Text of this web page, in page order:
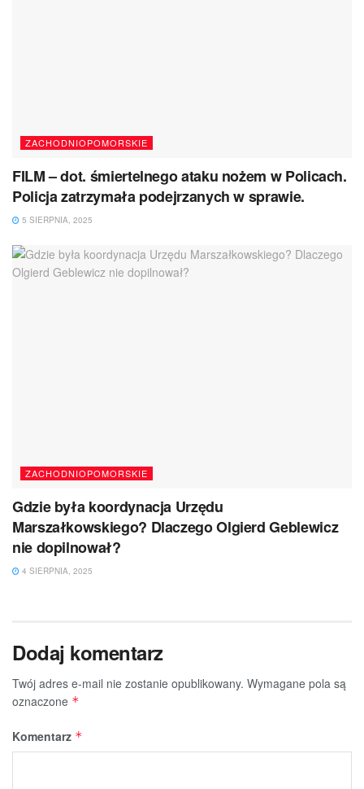
ZACHODNIOPOMORSKIE
FILM – dot. śmiertelnego ataku nożem w Policach.
Policja zatrzymała podejrzanych w sprawie.
5 SIERPNIA, 2025
ZACHODNIOPOMORSKIE
Gdzie była koordynacja Urzędu
Marszałkowskiego? Dlaczego Olgierd Geblewicz
nie dopilnował?
4 SIERPNIA, 2025
Dodaj komentarz
Twój adres e-mail nie zostanie opublikowany. Wymagane pola są
oznaczone *
Komentarz *